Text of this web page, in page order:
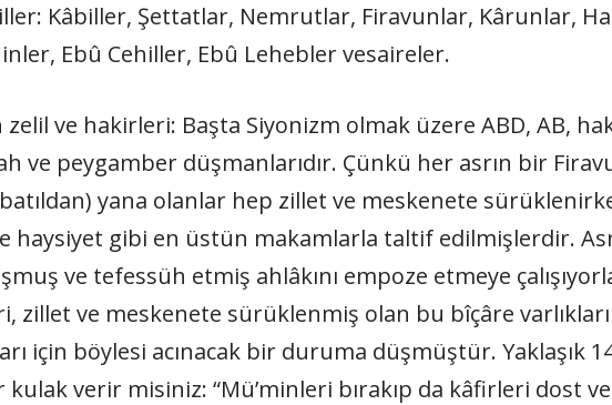
Kâbiller, Şettatlar, Nemrutlar, Firavunlar, Kârunlar,
Ebû Cehiller, Ebû Lehebler vesaireler.
ve hakirleri: Başta Siyonizm olmak üzere ABD, AB,
ve peygamber düşmanlarıdır. Çünkü her asrın bir
yana olanlar hep zillet ve meskenete
haysiyet gibi en üstün makamlarla taltif edilmişlerdir.
ve tefessüh etmiş ahlâkını empoze etmeye
zillet ve meskenete sürüklenmiş olan bu bîçâre
için böylesi acınacak bir duruma düşmüştür. Yaklaşık
verir misiniz: “Mü’minleri bırakıp da kâfirleri dost